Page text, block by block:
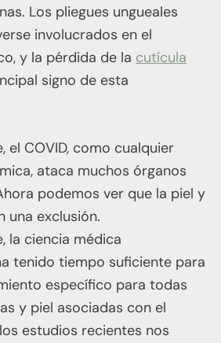
Los pliegues ungueales
involucrados en el
y la pérdida de la cutícula
signo de esta
el COVID, como cualquier
ataca muchos órganos
podemos ver que la piel y
una exclusión.
la ciencia médica
tenido tiempo suficiente para
específico para todas
y piel asociadas con el
estudios recientes nos